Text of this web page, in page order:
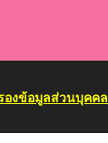
องข้อมูลส่วนบุคคล